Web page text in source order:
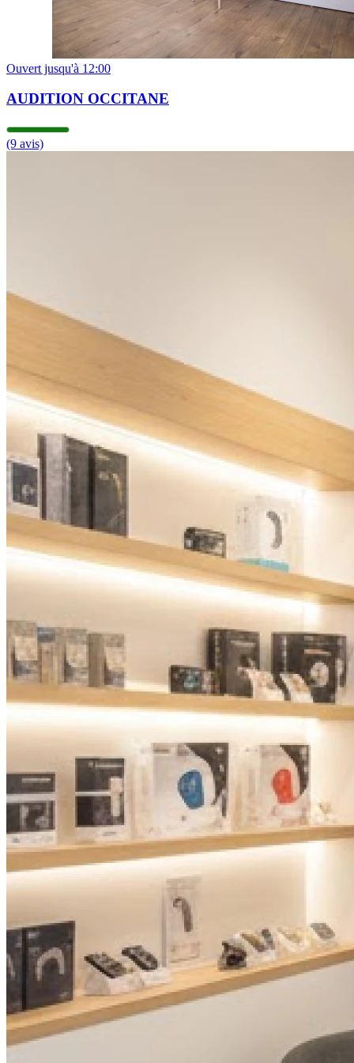
Ouvert jusqu'à 12:00
AUDITION OCCITANE
(9 avis)